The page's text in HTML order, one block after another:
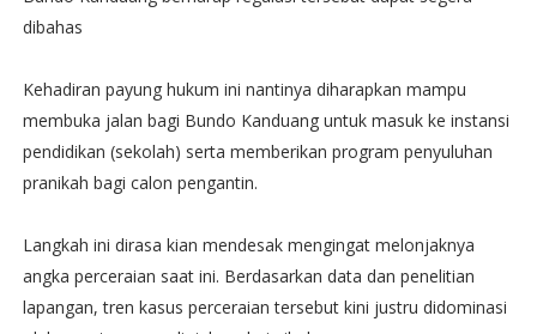
dibahas
Kehadiran payung hukum ini nantinya diharapkan mampu
membuka jalan bagi Bundo Kanduang untuk masuk ke instansi
pendidikan (sekolah) serta memberikan program penyuluhan
pranikah bagi calon pengantin.
Langkah ini dirasa kian mendesak mengingat melonjaknya
angka perceraian saat ini. Berdasarkan data dan penelitian
lapangan, tren kasus perceraian tersebut kini justru didominasi